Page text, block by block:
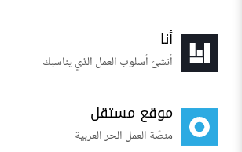
أنا
أنشئ أسلوب العمل الذي يناسبك
موقع مستقل
منصّة العمل الحر العربية